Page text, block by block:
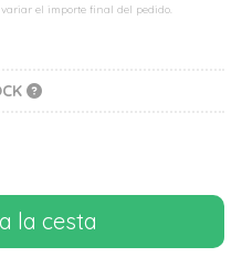
el importe final del pedido.
la cesta